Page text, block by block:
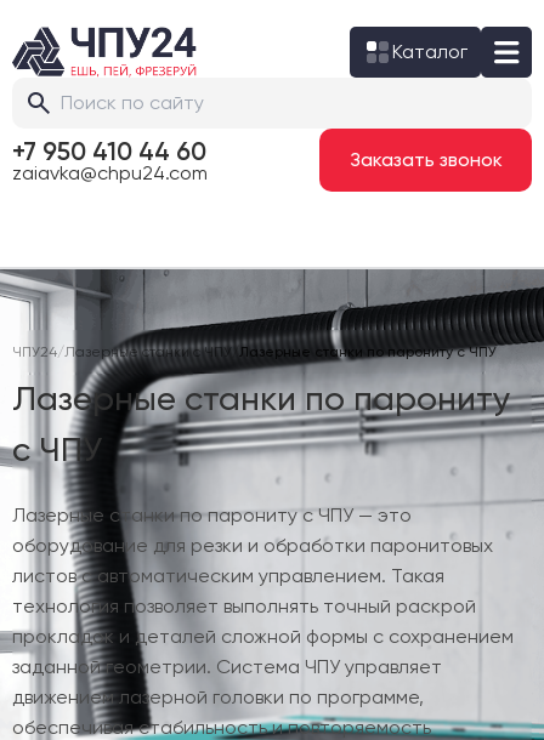
Каталог
+7 950 410 44 60
zaiavka@chpu24.com
Заказать звонок
ЧПУ24/Лазерные станки с ЧПУ/Лазерные станки по парониту с ЧПУ
Лазерные станки по парониту
с ЧПУ
Лазерные станки по парониту с ЧПУ — это
оборудование для резки и обработки паронитовых
листов с автоматическим управлением. Такая
технология позволяет выполнять точный раскрой
прокладок и деталей сложной формы с сохранением
заданной геометрии. Система ЧПУ управляет
движением лазерной головки по программе,
обеспечивая стабильность и повторяемость